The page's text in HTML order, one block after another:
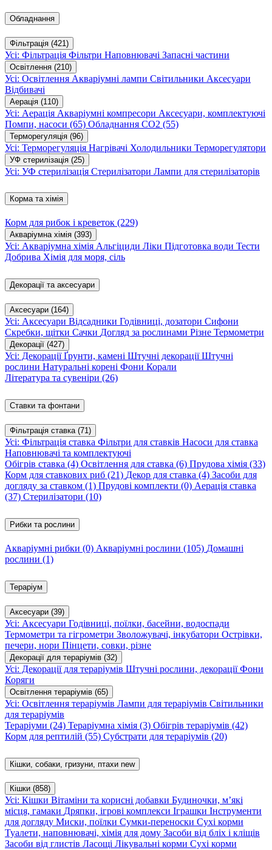
Обладнання
Фільтрація (421)
Усі: Фільтрація Фільтри Наповнювачі Запасні частини
Освітлення (210)
Усі: Освітлення Акваріумні лампи Світильники Аксесуари
Відбивачі
Аерація (110)
Усі: Аерація Акваріумні компресори Аксесуари, комплектуючі
Помпи, насоси (65) Обладнання CO2 (55)
Терморегуляція (96)
Усі: Терморегуляція Нагрівачі Холодильники Терморегулятори
УФ стерилізація (25)
Усі: УФ стерилізація Стерилізатори Лампи для стерилізаторів
Корма та хімія
Корм для рибок і креветок (229)
Акваріумна хімія (393)
Усі: Акваріумна хімія Альгіциди Ліки Підготовка води Тести
Добрива Хімія для моря, сіль
Декорації та аксесуари
Аксесуари (164)
Усі: Аксесуари Відсадники Годівниці, дозатори Сифони
Скребки, щітки Сачки Догляд за рослинами Різне Термометри
Декорації (427)
Усі: ДекораціїҐрунти, камені Штучні декораціїШтучні
рослини Натуральні корені Фони Корали
Література та сувеніри (26)
Ставки та фонтани
Фільтрація ставка (71)
Усі: Фільтрація ставка Фільтри для ставків Насоси для ставка
Наповнювачі та комплектуючі
Обігрів ставка (4) Освітлення для ставка (6) Прудова хімія (33)
Корм для ставкових риб (21) Декор для ставка (4) Засоби для
догляду за ставком (1) Прудові комплекти (0) Аерація ставка
(37) Стерилізатори (10)
Рибки та рослини
Акваріумні рибки (0) Акваріумні рослини (105) Домашні
рослини (1)
Тераріум
Аксесуари (39)
Усі: Аксесуари Годівниці, поїлки, басейни, водоспади
Термометри та гігрометри Зволожувачі, інкубатори Острівки,
печери, нори Пінцети, совки, різне
Декорації для тераріумів (32)
Усі: Декорації для тераріумів Штучні рослини, декораціїФони
Коряги
Освітлення тераріумів (65)
Усі: Освітлення тераріумів Лампи для тераріумів Світильники
для тераріумів
Тераріуми (24) Тераріумна хімія (3) Обігрів тераріумів (42)
Корм для рептилій (55) Субстрати для тераріумів (20)
Кішки, собаки, гризуни, птахи new
Кішки (858)
Усі: Кішки Вітаміни та корисні добавки Будиночки, м’які
місця, гамаки Дряпки, ігрові комплекси Іграшки Інструменти
для догляду Миски, поїлки Сумки-переноски Сухі корми
Туалети, наповнювачі, хімія для дому Засоби від бліх і кліщів
Засоби від глистів Ласощі Лікувальні корми Сухі корми